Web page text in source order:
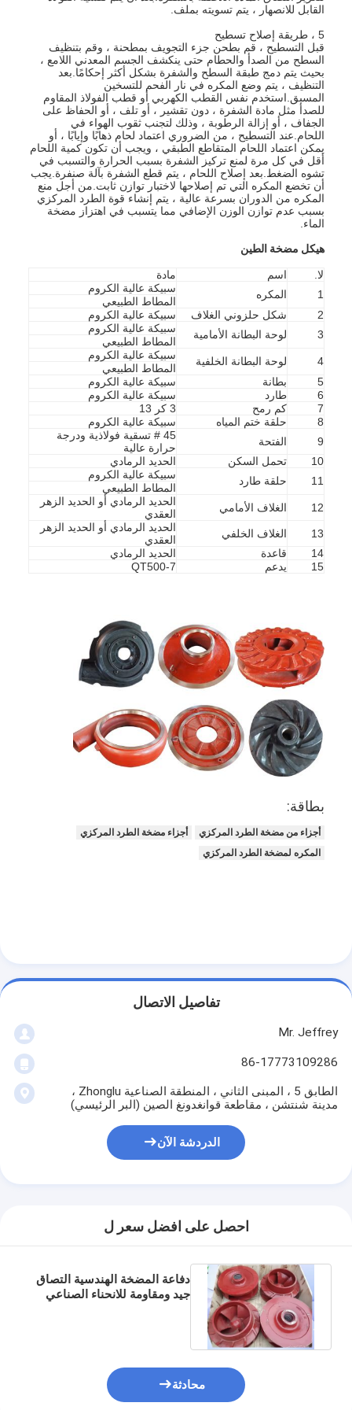
عرض الواقع الافتراضي
حولنا
جولة في المعمل
ضبط الجودة
اتصل بنا
أخبار
جميع القضايا
Blog
الدردشة الآن
Ecer
مضخة الطين الأفقية
مضخة الطين العمودية
مضخة الطين الطرد المركزي
مضخة الطين الثقيلة
مضخة حرارة مصدر المياه
مضخة الحرارة المائية
مضخة حرارة عالية الحرارة
مضخة طرد مركزي متعددة المراحل
مضخة الطرد المركزي العمودية
مضخة طرد مركزي أفقية
أجزاء مضخة الطين
القابل للانصهار ، يتم تسويته بملف.
5 ، طريقة إصلاح تسطيح
قبل التسطيح ، قم بطحن جزء التجويف بمطحنة ، وقم بتنظيف
السطح من الصدأ والحطام حتى ينكشف الجسم المعدني اللامع ،
بحيث يتم دمج طبقة السطح والشفرة بشكل أكثر إحكامًا.بعد
التنظيف ، يتم وضع المكره في نار الفحم للتسخين
المسبق.استخدم نفس القطب الكهربي أو قطب الفولاذ المقاوم
للصدأ مثل مادة الشفرة ، دون تقشير ، أو تلف ، أو الحفاظ على
الجفاف ، أو إزالة الرطوبة ، وذلك لتجنب ثقوب الهواء في
اللحام.عند التسطيح ، من الضروري اعتماد لحام ذهابًا وإيابًا ، أو
يمكن اعتماد اللحام المتقاطع الطبقي ، ويجب أن تكون كمية اللحام
أقل في كل مرة لمنع تركيز الشفرة بسبب الحرارة والتسبب في
تشوه الضغط.بعد إصلاح اللحام ، يتم قطع الشفرة بآلة صنفرة.يجب
أن تخضع المكره التي تم إصلاحها لاختبار توازن ثابت.من أجل منع
المكره من الدوران بسرعة عالية ، يتم إنشاء قوة الطرد المركزي
بسبب عدم توازن الوزن الإضافي مما يتسبب في اهتزاز مضخة
الماء.
هيكل مضخة الطين
لا. اسم
مادة
1
المكره
سبيكة عالية الكروم
المطاط الطبيعي
2
شكل حلزوني الغلاف
سبيكة عالية الكروم
3
لوحة البطانة الأمامية
سبيكة عالية الكروم
المطاط الطبيعي
4
لوحة البطانة الخلفية
سبيكة عالية الكروم
المطاط الطبيعي
5
بطانة
سبيكة عالية الكروم
6
طارد
سبيكة عالية الكروم
7
كم رمح
3 كر 13
8
حلقة ختم المياه
سبيكة عالية الكروم
9
الفتحة
45 # تسقية فولاذية ودرجة
حرارة عالية
10
تحمل السكن
الحديد الرمادي
11
حلقة طارد
سبيكة عالية الكروم
المطاط الطبيعي
12
الغلاف الأمامي
الحديد الرمادي أو الحديد الزهر
العقدي
13
الغلاف الخلفي
الحديد الرمادي أو الحديد الزهر
العقدي
14
قاعدة
الحديد الرمادي
15
يدعم QT500-7
بطاقة:
أجزاء من مضخة الطرد المركزي
أجزاء مضخة الطرد المركزي
المكره لمضخة الطرد المركزي
تفاصيل الاتصال
Mr. Jeffrey
86-17773109286
الطابق 5 ، المبنى الثاني ، المنطقة الصناعية Zhonglu ،
مدينة شنتشن ، مقاطعة قوانغدونغ الصين (البر الرئيسي)
الدردشة الآن
احصل على افضل سعر ل
دفاعة المضخة الهندسية التصاق
جيد ومقاومة للانحناء الصناعي
محادثة